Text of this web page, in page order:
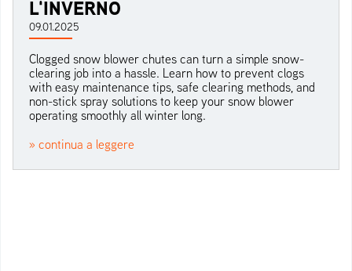
L'INVERNO
09.01.2025
Clogged snow blower chutes can turn a simple snow-
clearing job into a hassle. Learn how to prevent clogs
with easy maintenance tips, safe clearing methods, and
non-stick spray solutions to keep your snow blower
operating smoothly all winter long.
» continua a leggere